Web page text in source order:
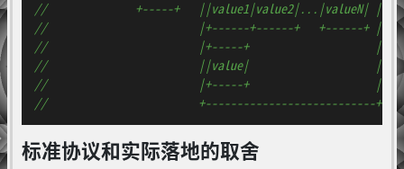
//              +-----+   ||value1|value2|...|valueN| |
//                        |+------+------+   +------+ |
//                        |+-----+                    |
//                        ||value|                    |
//                        |+-----+                    |
//                        +---------------------------+
标准协议和实际落地的取舍